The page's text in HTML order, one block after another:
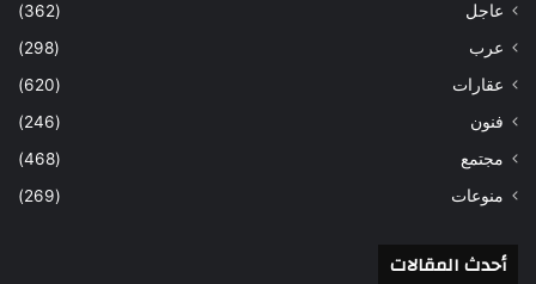
عاجل
(362)
عرب
(298)
عقارات
(620)
فنون
(246)
مجتمع
(468)
منوعات
(269)
أحدث المقالات